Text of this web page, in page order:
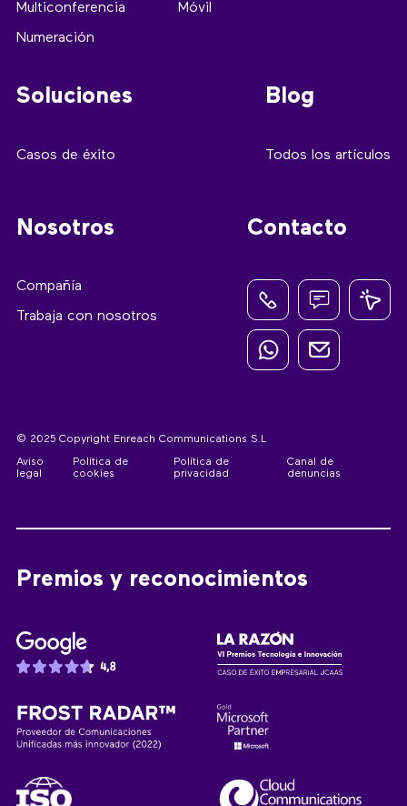
Multiconferencia
Numeración
Móvil
Soluciones
Casos de éxito
Blog
Todos los artículos
Nosotros
Compañía
Trabaja con nosotros
Contacto
© 2025 Copyright Enreach Communications S.L
Aviso
legal
Política de
cookies
Política de
privacidad
Canal de
denuncias
Premios y reconocimientos